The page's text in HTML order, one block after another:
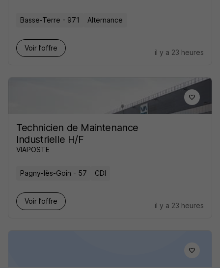
Basse-Terre - 971 Alternance
Voir l’offre
il y a 23 heures
Technicien de Maintenance
Industrielle H/F
VIAPOSTE
Pagny-lès-Goin - 57 CDI
Voir l’offre
il y a 23 heures